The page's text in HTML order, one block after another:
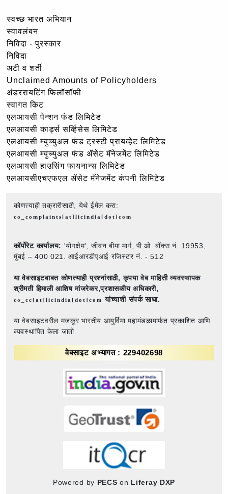
स्वच्छ भारत अभियान
स्वावलंबन
निविदा - पुरस्कार
निविदा
अटी व शर्ती
Unclaimed Amounts of Policyholders
अंडररायटिंग फिलॉसॉफी
स्वागत किट
एलआयसी पेन्शन फंड लिमिटेड
एलआयसी कार्ड्स सर्व्हिसेस लिमिटेड
एलआयसी म्युच्युअल फंड ट्रस्टी प्रायव्हेट लिमिटेड
एलआयसी म्युच्युअल फंड ॲसेट मॅनेजमेंट लिमिटेड
एलआयसी हाउसिंग फायनान्स लिमिटेड
एलआयसीएचएफएल ॲसेट मॅनेजमेंट कंपनी लिमिटेड
कोणत्याही तक्रारीसाठी, येथे ईमेल करा:
co_complaints[at]licindia[dot]com
कॉर्पोरेट कार्यालय: 'योगक्षेम', जीवन बीमा मार्ग, पी.ओ. बॉक्स नं. 19953,
मुंबई – 400 021. आईआरडीएआई रजिस्टर नं. - 512
या वेबसाइटबाबत कोणत्याही प्रश्नांसाठी, कृपया वेब माहिती व्यवस्थापक
श्रीमती हिमाली आशिष मांजरेकर,प्रशासकीय अधिकारी,
co_cc[at]licindia[dot]comयांच्याशी संपर्क साधा.
या वेबसाइटवरील मजकूर भारतीय आयुर्विमा महामंडळामार्फत प्रकाशित आणि
व्यवस्थापित केला जातो
वेबसाइट अभ्यागत : 229402698
Powered by PECS on Liferay DXP